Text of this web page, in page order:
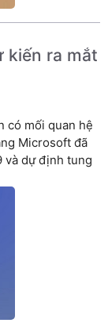
kiến ra mắt
có mối quan hệ
Microsoft đã
và dự định tung